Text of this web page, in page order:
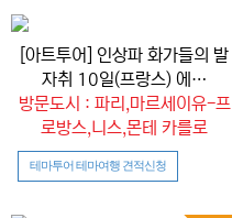
[아트투어] 인상파 화가들의 발
자취 10일(프랑스) 에…
방문도시 : 파리,마르세이유-프
로방스,니스,몬테 카를로
테마투어 테마여행 견적신청